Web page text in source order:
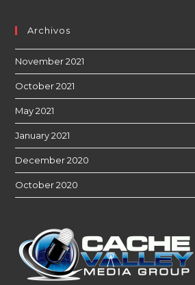
Archivos
November 2021
October 2021
May 2021
January 2021
December 2020
October 2020